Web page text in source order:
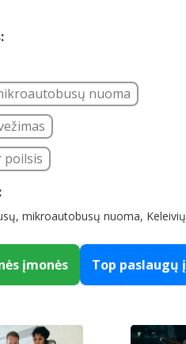
nuoma
poilsis
mikroautobusų nuoma,
įmonės Top paslaugų